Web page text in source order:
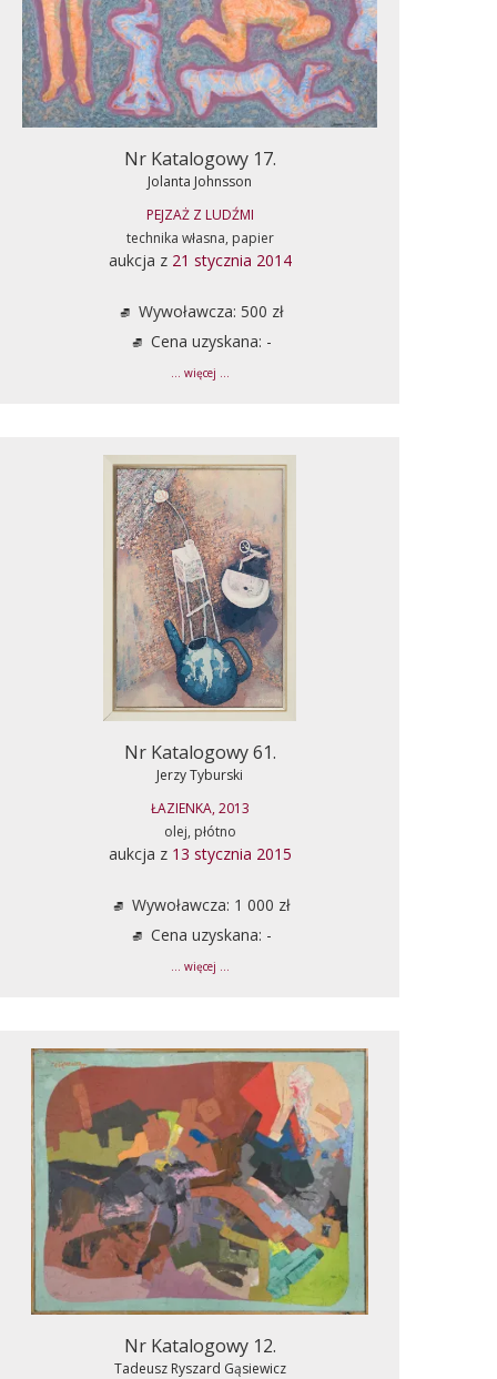
Nr Katalogowy 17.
Jolanta Johnsson
PEJZAŻ Z LUDŹMI
technika własna, papier
aukcja z 21 stycznia 2014
Wywoławcza: 500 zł
Cena uzyskana: -
... więcej ...
Nr Katalogowy 61.
Jerzy Tyburski
ŁAZIENKA, 2013
olej, płótno
aukcja z 13 stycznia 2015
Wywoławcza: 1 000 zł
Cena uzyskana: -
... więcej ...
Nr Katalogowy 12.
Tadeusz Ryszard Gąsiewicz